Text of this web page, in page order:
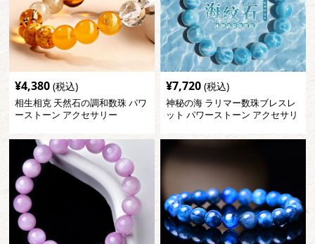
¥4,380 (税込)
相生相克 天然石の調和数珠 パワ
ーストーン アクセサリー
¥7,720 (税込)
神秘の海 ラリマー数珠ブレスレ
ット パワーストーン アクセサリ